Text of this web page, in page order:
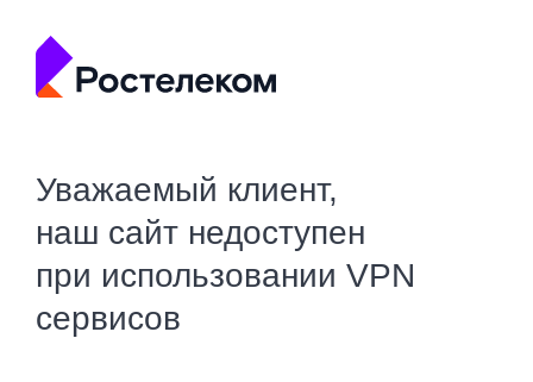
Уважаемый клиент,
наш сайт недоступен
при использовании VPN
сервисов